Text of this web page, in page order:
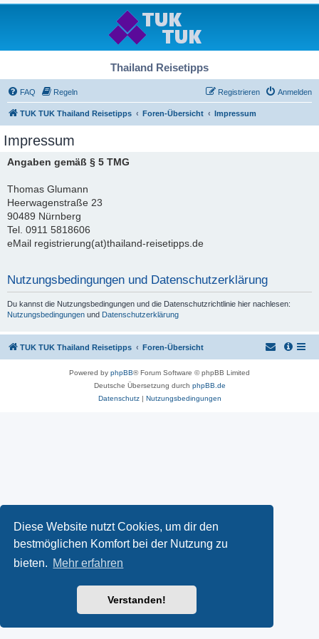
Diese Website nutzt Cookies, um dir den
bestmöglichen Komfort bei der Nutzung zu
bieten. Mehr erfahren
Verstanden!
Thailand Reisetipps
FAQ Regeln Anmelden
Registrieren
TUK TUK Thailand Reisetipps Foren-Übersicht Impressum
Impressum
Angaben gemäß § 5 TMG
Thomas Glumann
Heerwagenstraße 23
90489 Nürnberg
Tel. 0911 5818606
eMail registrierung(at)thailand-reisetipps.de
Nutzungsbedingungen und Datenschutzerklärung
Du kannst die Nutzungsbedingungen und die Datenschutzrichtlinie hier nachlesen:
Nutzungsbedingungen und Datenschutzerklärung
TUK TUK Thailand Reisetipps Foren-Übersicht
Powered by phpBB® Forum Software © phpBB Limited
Deutsche Übersetzung durch phpBB.de
Datenschutz| Nutzungsbedingungen